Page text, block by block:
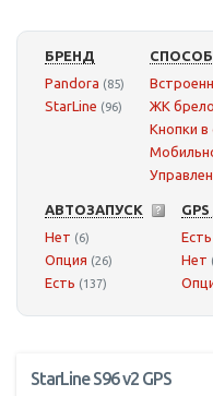
БРЕНД
Pandora (85)
StarLine (96)
СПОСОБ
ЖК
Кнопки в
АВТОЗАПУСК
Нет (6)
Опция (26)
Есть (137)
Есть
Нет
StarLine S96 v2 GPS